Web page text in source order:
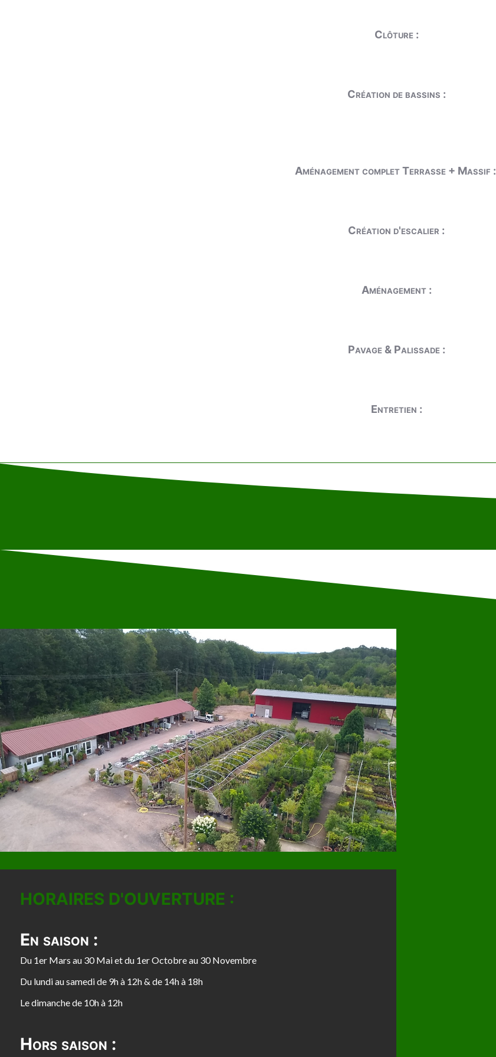
Clôture :
Création de bassins :
Aménagement complet Terrasse + Massif :
Création d'escalier :
Aménagement :
Pavage & Palissade :
Entretien :
HORAIRES D'OUVERTURE :
En saison :
Du 1er Mars au 30 Mai et du 1er Octobre au 30 Novembre
Du lundi au samedi de 9h à 12h & de 14h à 18h
Le dimanche de 10h à 12h
Hors saison :